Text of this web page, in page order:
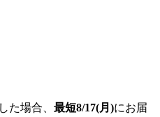
た場合、 最短8/17(月)にお届